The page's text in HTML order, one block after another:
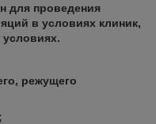
для проведения
в условиях клиник,
режущего